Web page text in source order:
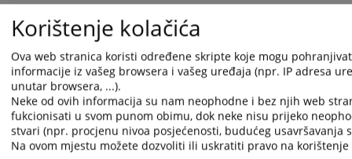
Općinski sud u Žepču
Općinski sud u Živinicama
Osnovni sud u Derventi
Osnovni sud u Kotor Varošu
Osnovni sud u Modriči
Osnovni sud u Mrkonjić Gradu
Korištenje kolačića
Ova web stranica koristi određene skripte koje mogu
informacije iz vašeg browsera i vašeg uređaja (npr. IP adresa
unutar browsera, ...).
Neke od ovih informacija su nam neophodne i bez njih web
fukcionisati u svom punom obimu, dok neke nisu prijeko
stvari (npr. procjenu nivoa posjećenosti, budućeg usavršavanja
Na ovom mjestu možete dozvoliti ili uskratiti pravo na